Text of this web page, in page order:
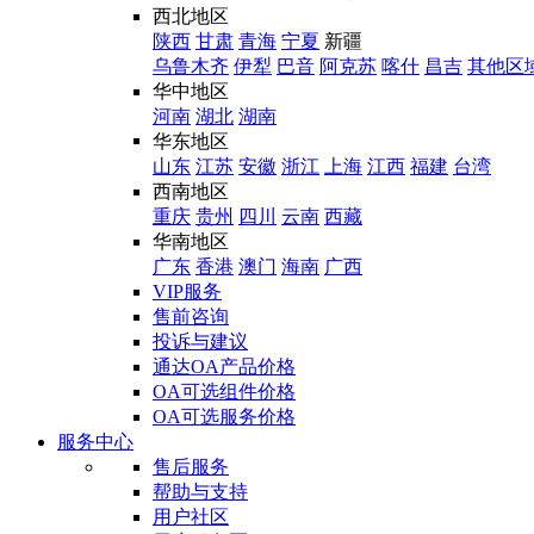
西北地区
陕西 甘肃 青海 宁夏 新疆
乌鲁木齐 伊犁 巴音 阿克苏 喀什 昌吉 其他区
华中地区
河南 湖北 湖南
华东地区
山东 江苏 安徽 浙江 上海 江西 福建 台湾
西南地区
重庆 贵州 四川 云南 西藏
华南地区
广东 香港 澳门 海南 广西
VIP服务
售前咨询
投诉与建议
通达OA产品价格
OA可选组件价格
OA可选服务价格
服务中心
售后服务
帮助与支持
用户社区